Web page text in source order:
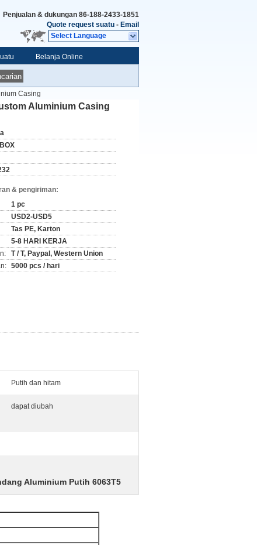
Penjualan & dukungan 86-188-2433-1851
Quote request suatu - Email
Select Language
Belanja Online
Casing
Aluminium Casing
& pengiriman:
1 pc
USD2-USD5
Tas PE, Karton
5-8 HARI KERJA
T / T, Paypal, Western Union
5000 pcs / hari
Putih dan hitam
dapat diubah
Aluminium Putih 6063T5